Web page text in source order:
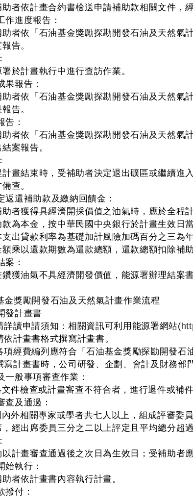
助者依計畫合約書檢送申請補助款相關文件，
作進度報告：
助者依「石油基金獎勵探勘開發石油及天然氣
告。
署於計畫執行中進行查訪作業。
果報告：
助者依「石油基金獎勵探勘開發石油及天然氣
告。
告：
助者依「石油基金獎勵探勘開發石油及天然氣
案報告。
計畫結束時，受補助者決定退出礦區或繼續進
查。
返還補助款及繳納回饋金：
助者獲得具經濟開採價值之油氣時，應於全程
款為本金，按中華民國中央銀行於計畫生效日
支出貸款利率為基礎加計風險加碼百分之三為
額乘以還款期數為還款總額，還款總額扣除補
案：
鑽獲油氣不具經濟開發價值，能源署辦理結案
金獎勵開發石油及天然氣計畫作業流程
發計畫書
詳讀申請須知：相關資訊可利用能源署網站(
依計畫書格式撰寫計畫書。
項經費編列應符合「石油基金獎勵探勘開發石
寫計畫書時，公司研發、企劃、會計及財務部
一般事項審查作業：
檢查或計畫審查不符合者，進行退件或補件
查及通過：
相關專家或學者共七人以上，組成評審委
，經出席委員三分之二以上評定且平均總分超
以計畫審查通過後之次日為生效日；受補助者
始執行：
助者依計畫書內容執行計畫。
撥付：